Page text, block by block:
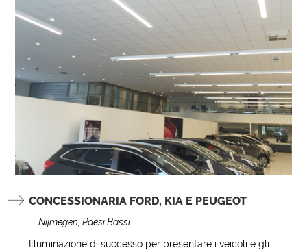
CONCESSIONARIA FORD, KIA E PEUGEOT
Nijmegen, Paesi Bassi
Illuminazione di successo per presentare i veicoli e gli